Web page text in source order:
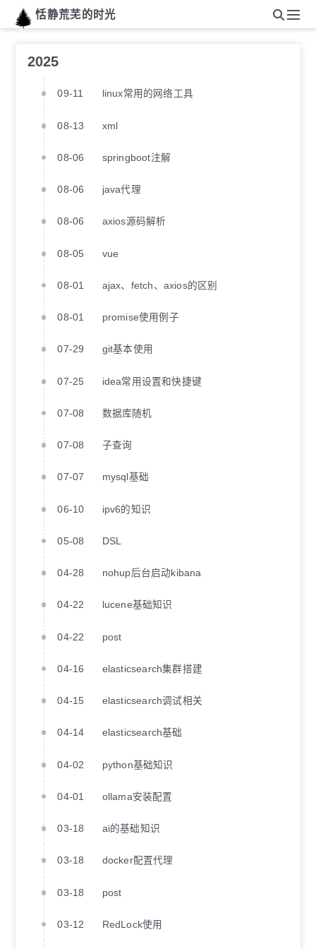
恬静荒芜的时光
2025
09-11 linux常用的网络工具
08-13 xml
08-06 springboot注解
08-06 java代理
08-06 axios源码解析
08-05 vue
08-01 ajax、fetch、axios的区别
08-01 promise使用例子
07-29 git基本使用
07-25 idea常用设置和快捷键
07-08 数据库随机
07-08 子查询
07-07 mysql基础
06-10 ipv6的知识
05-08 DSL
04-28 nohup后台启动kibana
04-22 lucene基础知识
04-22 post
04-16 elasticsearch集群搭建
04-15 elasticsearch调试相关
04-14 elasticsearch基础
04-02 python基础知识
04-01 ollama安装配置
03-18 ai的基础知识
03-18 docker配置代理
03-18 post
03-12 RedLock使用